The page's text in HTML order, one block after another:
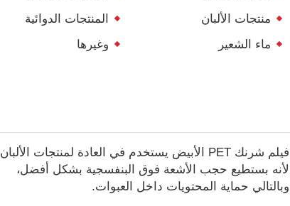
منتجات الألبان
ماء الشعير
المنتجات الدوائية
وغيرها
فيلم شرنك PET الأبيض يستخدم في العادة لمنتجات الألبان
لأنه بستطيع حجب الأشعة فوق البنفسجية بشكل أفضل،
وبالتالي حماية المحتويات داخل العبوات.